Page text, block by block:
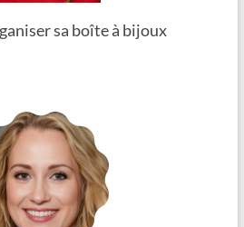
sa boîte à bijoux